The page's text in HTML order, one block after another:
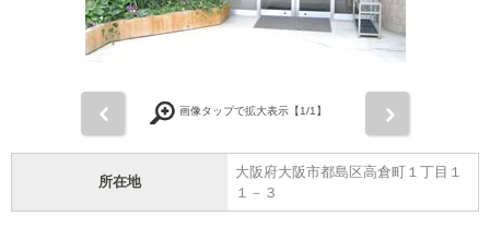
画像タップで拡大表示【1/1】
所在地
大阪府大阪市都島区高倉町１丁目１
１－３